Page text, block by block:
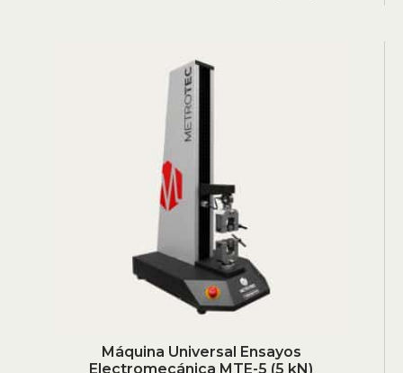
Máquina Universal Ensayos
Electromecánica MTE-5 (5 kN)